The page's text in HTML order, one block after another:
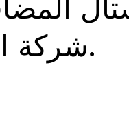
شركة المحدودة.